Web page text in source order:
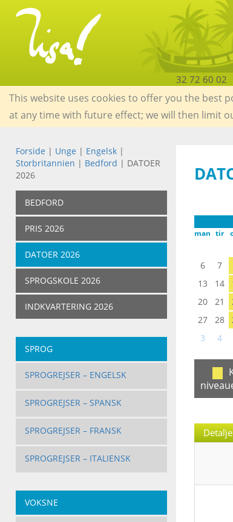
32 72 60 02
This website uses cookies to offer you the best
at any time with future effect; we will then limit
Forside | Unge | Engelsk|
Storbritannien | Bedford | DATOER
2026
BEDFORD
PRIS 2026
DATOER 2026
SPROGSKOLE 2026
INDKVARTERING 2026
SPROG
SPROGREJSER – ENGELSK
SPROGREJSER – SPANSK
SPROGREJSER – FRANSK
SPROGREJSER – ITALIENSK
VOKSNE
man tir
6
7
13
14
20
21
27
28
3
4
Detalje